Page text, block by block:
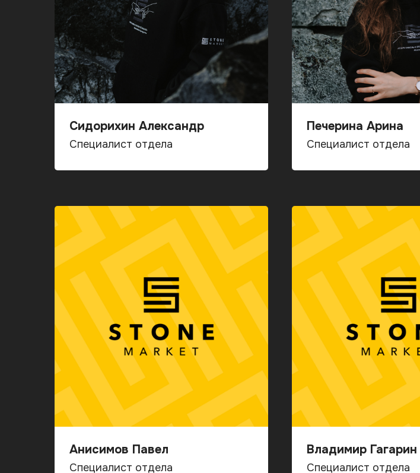
Сидорихин Александр
Специалист отдела
Печерина Арина
Специалист отдела
Анисимов Павел
Специалист отдела
Владимир Гагарин
Специалист отдела